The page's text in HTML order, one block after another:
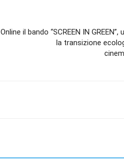
Online il bando “SCREEN IN
la transizione